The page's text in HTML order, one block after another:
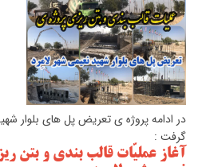
در ادامه پروژه ی تعریض پل های بلوار
گرفت :
آغاز عملیّات قالب بندی و بتن